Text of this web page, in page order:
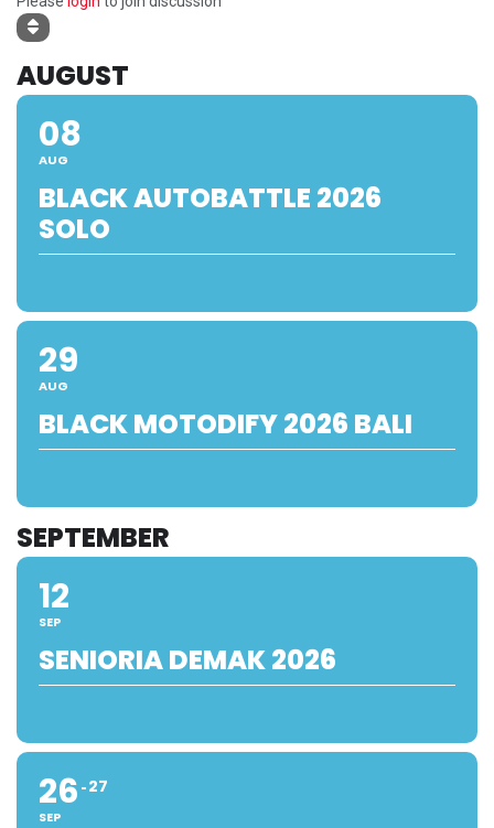
AUGUST
08
AUG
BLACK AUTOBATTLE 2026
SOLO
29
AUG
BLACK MOTODIFY 2026 BALI
SEPTEMBER
12
SEP
SENIORIA DEMAK 2026
26
SEP
27